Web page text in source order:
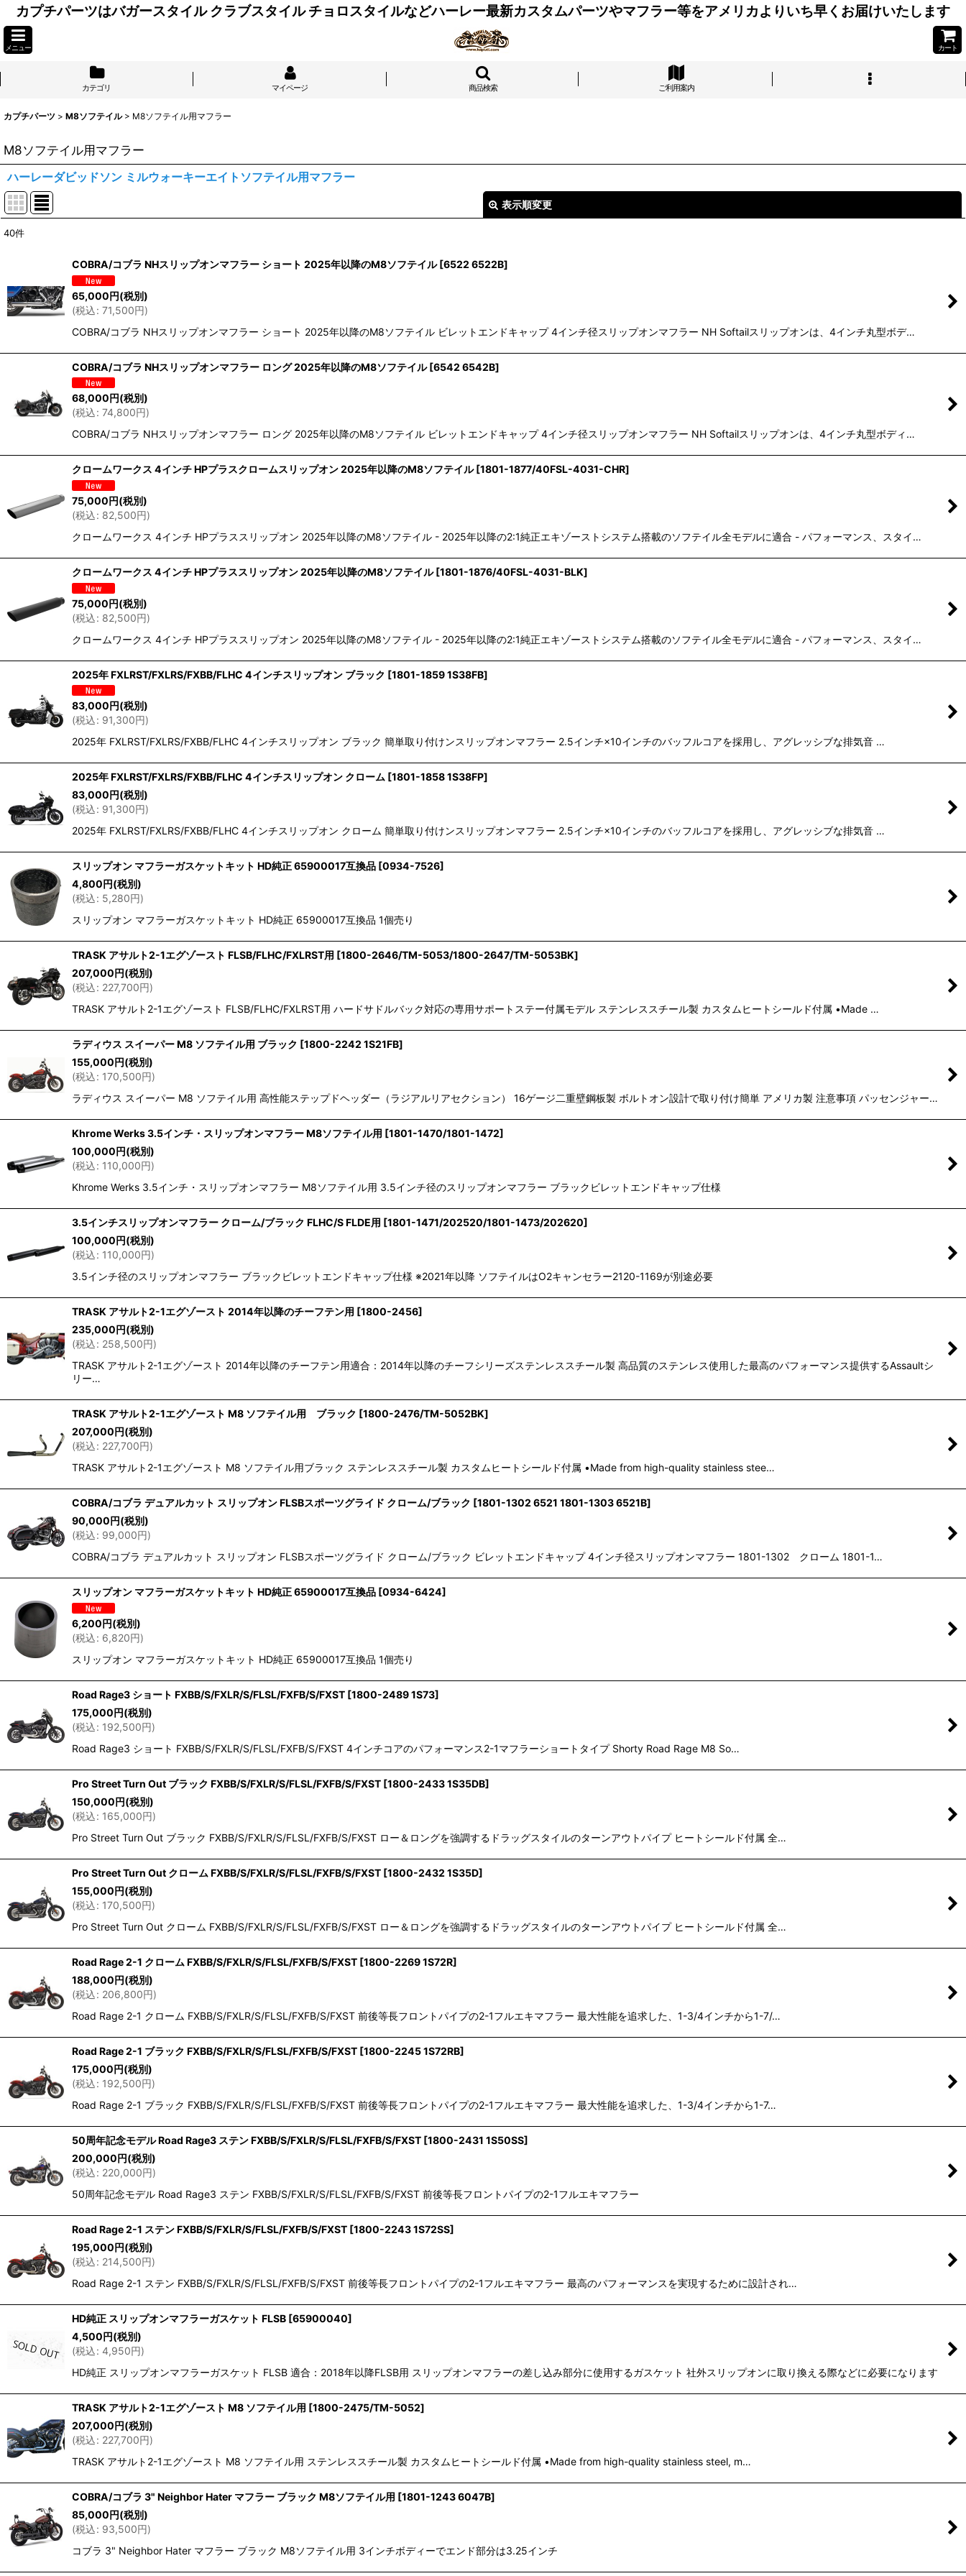
カプチパーツはバガースタイル クラブスタイル チョロスタイルなどハーレー最新カスタムパーツやマフラー等をアメリカよりいち早くお届けいたします
メニュー カート
カテゴリ マイページ 商品検索 ご利用案内
カプチパーツ > M8ソフテイル > M8ソフテイル用マフラー
M8ソフテイル用マフラー
ハーレーダビッドソン ミルウォーキーエイトソフテイル用マフラー
表示順変更
並び順:
40件
COBRA/コブラ NHスリップオンマフラー ショート 2025年以降のM8ソフテイル [6522 6522B]
65,000円(税別)
(税込: 71,500円)
COBRA/コブラ NHスリップオンマフラー ショート 2025年以降のM8ソフテイル ビレットエンドキャップ 4インチ径スリップオンマフラー NH Softailスリップオンは、4インチ丸型ボデ…
COBRA/コブラ NHスリップオンマフラー ロング 2025年以降のM8ソフテイル [6542 6542B]
68,000円(税別)
(税込: 74,800円)
COBRA/コブラ NHスリップオンマフラー ロング 2025年以降のM8ソフテイル ビレットエンドキャップ 4インチ径スリップオンマフラー NH Softailスリップオンは、4インチ丸型ボディ…
クロームワークス 4インチ HPプラスクロームスリップオン 2025年以降のM8ソフテイル [1801-1877/40FSL-4031-CHR]
75,000円(税別)
(税込: 82,500円)
クロームワークス 4インチ HPプラススリップオン 2025年以降のM8ソフテイル - 2025年以降の2:1純正エキゾーストシステム搭載のソフテイル全モデルに適合 - パフォーマンス、スタイ…
クロームワークス 4インチ HPプラススリップオン 2025年以降のM8ソフテイル [1801-1876/40FSL-4031-BLK]
75,000円(税別)
(税込: 82,500円)
クロームワークス 4インチ HPプラススリップオン 2025年以降のM8ソフテイル - 2025年以降の2:1純正エキゾーストシステム搭載のソフテイル全モデルに適合 - パフォーマンス、スタイ…
2025年 FXLRST/FXLRS/FXBB/FLHC 4インチスリップオン ブラック [1801-1859 1S38FB]
83,000円(税別)
(税込: 91,300円)
2025年 FXLRST/FXLRS/FXBB/FLHC 4インチスリップオン ブラック 簡単取り付けンスリップオンマフラー 2.5インチ×10インチのバッフルコアを採用し、アグレッシブな排気音 …
2025年 FXLRST/FXLRS/FXBB/FLHC 4インチスリップオン クローム [1801-1858 1S38FP]
83,000円(税別)
(税込: 91,300円)
2025年 FXLRST/FXLRS/FXBB/FLHC 4インチスリップオン クローム 簡単取り付けンスリップオンマフラー 2.5インチ×10インチのバッフルコアを採用し、アグレッシブな排気音 …
スリップオン マフラーガスケットキット HD純正 65900017互換品 [0934-7526]
4,800円(税別)
(税込: 5,280円)
スリップオン マフラーガスケットキット HD純正 65900017互換品 1個売り
TRASK アサルト2-1エグゾースト FLSB/FLHC/FXLRST用 [1800-2646/TM-5053/1800-2647/TM-5053BK]
207,000円(税別)
(税込: 227,700円)
TRASK アサルト2-1エグゾースト FLSB/FLHC/FXLRST用 ハードサドルバック対応の専用サポートステー付属モデル ステンレススチール製 カスタムヒートシールド付属 •Made …
ラディウス スイーパー M8 ソフテイル用 ブラック [1800-2242 1S21FB]
155,000円(税別)
(税込: 170,500円)
ラディウス スイーパー M8 ソフテイル用 高性能ステップドヘッダー（ラジアルリアセクション） 16ゲージ二重壁鋼板製 ボルトオン設計で取り付け簡単 アメリカ製 注意事項 パッセンジャー…
Khrome Werks 3.5インチ・スリップオンマフラー M8ソフテイル用 [1801-1470/1801-1472]
100,000円(税別)
(税込: 110,000円)
Khrome Werks 3.5インチ・スリップオンマフラー M8ソフテイル用 3.5インチ径のスリップオンマフラー ブラックビレットエンドキャップ仕様
3.5インチスリップオンマフラー クローム/ブラック FLHC/S FLDE用 [1801-1471/202520/1801-1473/202620]
100,000円(税別)
(税込: 110,000円)
3.5インチ径のスリップオンマフラー ブラックビレットエンドキャップ仕様 ※2021年以降 ソフテイルはO2キャンセラー2120-1169が別途必要
TRASK アサルト2-1エグゾースト 2014年以降のチーフテン用 [1800-2456]
235,000円(税別)
(税込: 258,500円)
TRASK アサルト2-1エグゾースト 2014年以降のチーフテン用適合：2014年以降のチーフシリーズステンレススチール製 高品質のステンレス使用した最高のパフォーマンス提供するAssaultシ
リー…
TRASK アサルト2-1エグゾースト M8 ソフテイル用 ブラック [1800-2476/TM-5052BK]
207,000円(税別)
(税込: 227,700円)
TRASK アサルト2-1エグゾースト M8 ソフテイル用ブラック ステンレススチール製 カスタムヒートシールド付属 •Made from high-quality stainless stee…
COBRA/コブラ デュアルカット スリップオン FLSBスポーツグライド クローム/ブラック [1801-1302 6521 1801-1303 6521B]
90,000円(税別)
(税込: 99,000円)
COBRA/コブラ デュアルカット スリップオン FLSBスポーツグライド クローム/ブラック ビレットエンドキャップ 4インチ径スリップオンマフラー 1801-1302 クローム 1801-1…
スリップオン マフラーガスケットキット HD純正 65900017互換品 [0934-6424]
6,200円(税別)
(税込: 6,820円)
スリップオン マフラーガスケットキット HD純正 65900017互換品 1個売り
Road Rage3 ショート FXBB/S/FXLR/S/FLSL/FXFB/S/FXST [1800-2489 1S73]
175,000円(税別)
(税込: 192,500円)
Road Rage3 ショート FXBB/S/FXLR/S/FLSL/FXFB/S/FXST 4インチコアのパフォーマンス2-1マフラーショートタイプ Shorty Road Rage M8 So…
Pro Street Turn Out ブラック FXBB/S/FXLR/S/FLSL/FXFB/S/FXST [1800-2433 1S35DB]
150,000円(税別)
(税込: 165,000円)
Pro Street Turn Out ブラック FXBB/S/FXLR/S/FLSL/FXFB/S/FXST ロー＆ロングを強調するドラッグスタイルのターンアウトパイプ ヒートシールド付属 全…
Pro Street Turn Out クローム FXBB/S/FXLR/S/FLSL/FXFB/S/FXST [1800-2432 1S35D]
155,000円(税別)
(税込: 170,500円)
Pro Street Turn Out クローム FXBB/S/FXLR/S/FLSL/FXFB/S/FXST ロー＆ロングを強調するドラッグスタイルのターンアウトパイプ ヒートシールド付属 全…
Road Rage 2-1 クローム FXBB/S/FXLR/S/FLSL/FXFB/S/FXST [1800-2269 1S72R]
188,000円(税別)
(税込: 206,800円)
Road Rage 2-1 クローム FXBB/S/FXLR/S/FLSL/FXFB/S/FXST 前後等長フロントパイプの2-1フルエキマフラー 最大性能を追求した、1-3/4インチから1-7/…
Road Rage 2-1 ブラック FXBB/S/FXLR/S/FLSL/FXFB/S/FXST [1800-2245 1S72RB]
175,000円(税別)
(税込: 192,500円)
Road Rage 2-1 ブラック FXBB/S/FXLR/S/FLSL/FXFB/S/FXST 前後等長フロントパイプの2-1フルエキマフラー 最大性能を追求した、1-3/4インチから1-7…
50周年記念モデル Road Rage3 ステン FXBB/S/FXLR/S/FLSL/FXFB/S/FXST [1800-2431 1S50SS]
200,000円(税別)
(税込: 220,000円)
50周年記念モデル Road Rage3 ステン FXBB/S/FXLR/S/FLSL/FXFB/S/FXST 前後等長フロントパイプの2-1フルエキマフラー
Road Rage 2-1 ステン FXBB/S/FXLR/S/FLSL/FXFB/S/FXST [1800-2243 1S72SS]
195,000円(税別)
(税込: 214,500円)
Road Rage 2-1 ステン FXBB/S/FXLR/S/FLSL/FXFB/S/FXST 前後等長フロントパイプの2-1フルエキマフラー 最高のパフォーマンスを実現するために設計され…
HD純正 スリップオンマフラーガスケット FLSB [65900040]
4,500円(税別)
(税込: 4,950円)
HD純正 スリップオンマフラーガスケット FLSB 適合：2018年以降FLSB用 スリップオンマフラーの差し込み部分に使用するガスケット 社外スリップオンに取り換える際などに必要になります
TRASK アサルト2-1エグゾースト M8 ソフテイル用 [1800-2475/TM-5052]
207,000円(税別)
(税込: 227,700円)
TRASK アサルト2-1エグゾースト M8 ソフテイル用 ステンレススチール製 カスタムヒートシールド付属 •Made from high-quality stainless steel, m…
COBRA/コブラ 3" Neighbor Hater マフラー ブラック M8ソフテイル用 [1801-1243 6047B]
85,000円(税別)
(税込: 93,500円)
コブラ 3" Neighbor Hater マフラー ブラック M8ソフテイル用 3インチボディーでエンド部分は3.25インチ